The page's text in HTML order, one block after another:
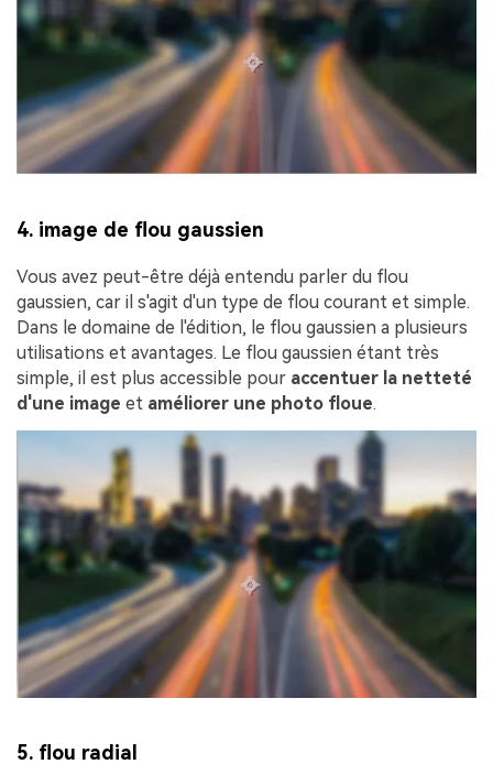
4. image de flou gaussien
Vous avez peut-être déjà entendu parler du flou
gaussien, car il s'agit d'un type de flou courant et simple.
Dans le domaine de l'édition, le flou gaussien a plusieurs
utilisations et avantages. Le flou gaussien étant très
simple, il est plus accessible pour accentuer la netteté
d'une image et améliorer une photo floue.
5. flou radial